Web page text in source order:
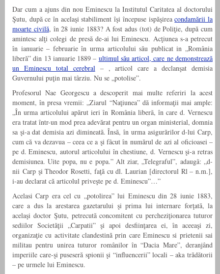
Dar cum a ajuns din nou Eminescu la Institutul Caritatea al doctorului
Şutu, după ce în acelaşi stabiliment îşi începuse ispăşireacondamării la
moarte civilă, în 28 iunie 1883? A fost adus (tot) de Poliţie, după cum
amintesc alţi colegi de presă de-ai lui Eminescu. Acţiunea s-a petrecut
în ianuarie – februarie în urma articolului său publicat in „România
liberă” din 13 ianuarie 1889 – ultimul său articol, care ne demonstrează
un Eminescu total cerebral– , articol care a declanşat demisia
Guvernului puţin mai târziu. Nu se „potolise”.
Profesorul Nae Georgescu a descoperit mai multe referiri la acest
moment, în presa vremii: „Ziarul “Naţiunea” dă informaţii mai ample:
„În urma articolului apărut ieri în România liberã, în care d. Vernescu
era tratat într-un mod prea adevărat pentru un organ ministerial, domnia
sa şi-a dat demisia azi dimineată. Însă, în urma asigurărilor d-lui Carp,
cum că va dezavua – ceea ce a şi fãcut în numărul de azi al oficioasei –
pe d. Eminescu, autorul articolului în chestiune, d. Vernescu şi-a retras
demisiunea. Uite popa, nu e popa.” Alt ziar, „Telegraful”, adaugã: „d-
nii Carp şi Theodor Rosetti, faţă cu dl. Laurian [directorul Rl – n.m.],
i-au declarat că articolul priveşte pe d. Eminescu”…”
Acelasi Carp era cel cu „potolirea” lui Eminescu din 28 iunie 1883,
care a dus la arestarea gazetarului şi prima lui internare forţată, la
acelaşi doctor Şutu, petrecută concomitent cu percheziţionarea tuturor
sediilor Societăţii „Carpatii” şi apoi desfiinţarea ei, în aceeaşi zi,
organizaţie cu activitate clandestină prin care Eminescu si prietenii sai
militau pentru unirea tuturor românilor în “Dacia Mare”, deranjând
imperiile care-şi puseseră spionii şi “influencerii” locali – aka trădătorii
– pe urmele lui Eminescu.